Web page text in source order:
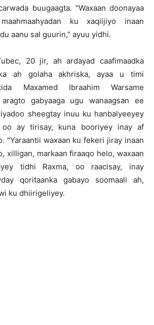
buugaagta. "Waxaan doonayaa
ku xaqiijiyo inaan
aanu sal guurin," ayuu yidhi.
20 jir, ah ardayad caafimaadka
ah golaha akhriska, ayaa u timi
Maxamed Ibraahim Warsame
gabyaaga ugu wanaagsan ee
sheegtay inuu ku hanbalyeeyey
ay tirisay, kuna booriyey inay af
"Yaraantii waxaan ku fekeri jiray inaan
xilligan, markaan firaaqo helo, waxaan
tidhi Raxma, oo raacisay, inay
qoritaanka gabayo soomaali ah,
ku dhiirigeliyey.